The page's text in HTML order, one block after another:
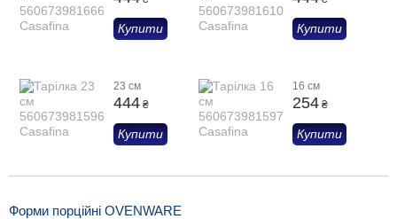
Купити Купити
23 см
444 ₴
Купити
16 см
254 ₴
Купити
Форми порційні OVENWARE